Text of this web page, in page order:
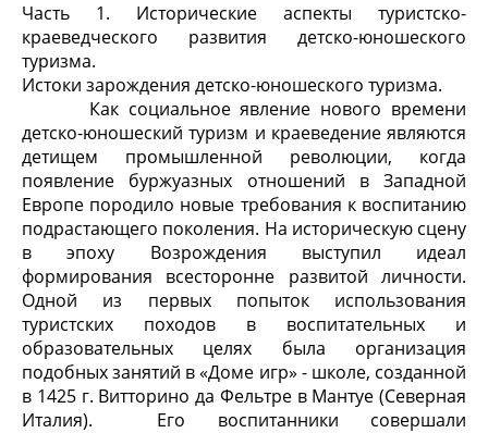
Часть 1. Исторические аспекты туристско-
краеведческого развития детско-юношеского
туризма.
Истоки зарождения детско-юношеского туризма.
Как социальное явление нового времени
детско-юношеский туризм и краеведение являются
детищем промышленной революции, когда
появление буржуазных отношений в Западной
Европе породило новые требования к воспитанию
подрастающего поколения. На историческую сцену
в эпоху Возрождения выступил идеал
формирования всесторонне развитой личности.
Одной из первых попыток использования
туристских походов в воспитательных и
образовательных целях была организация
подобных занятий в «Доме игр» - школе, созданной
в 1425 г. Витторино да Фельтре в Мантуе (Северная
Италия). Его воспитанники совершали